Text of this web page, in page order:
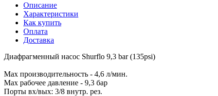
Описание
Характеристики
Как купить
Оплата
Доставка
Диафрагменный насос Shurflo 9,3 bar (135psi)
Мах производительность - 4,6 л/мин.
Мах рабочее давление - 9,3 бар
Порты вх/вых: 3/8 внутр. рез.